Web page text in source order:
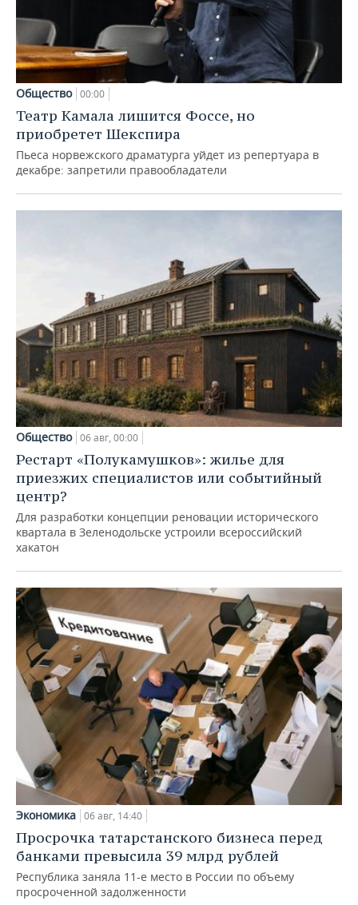
Общество 00:00
Театр Камала лишится Фоссе, но
приобретет Шекспира
Пьеса норвежского драматурга уйдет из репертуара в
декабре: запретили правообладатели
Общество 06 авг, 00:00
Рестарт «Полукамушков»: жилье для
приезжих специалистов или событийный
центр?
Для разработки концепции реновации исторического
квартала в Зеленодольске устроили всероссийский
хакатон
Экономика 06 авг, 14:40
Просрочка татарстанского бизнеса перед
банками превысила 39 млрд рублей
Республика заняла 11-е место в России по объему
просроченной задолженности